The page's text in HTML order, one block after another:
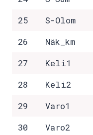
25
S-Olom
26
Näk_km
27
Keli1
28
Keli2
29
Varo1
30
Varo2